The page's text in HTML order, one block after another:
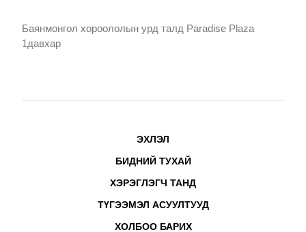
Баянмонгол хороололын урд талд Paradise Plaza
1давхар
ЭХЛЭЛ
БИДНИЙ ТУХАЙ
ХЭРЭГЛЭГЧ ТАНД
ТҮГЭЭМЭЛ АСУУЛТУУД
ХОЛБОО БАРИХ